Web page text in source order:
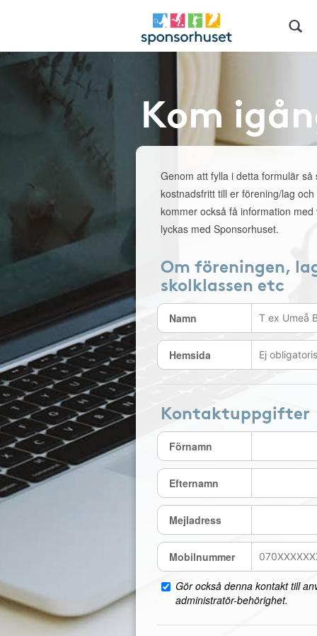
Kom
Genom att fylla i detta formulär så
kostnadsfritt till er förening/lag
kommer också få information
lyckas med Sponsorhuset.
Om föreningen,
skolklassen etc
Namn
Hemsida
Kontaktuppgifter
Förnamn
Efternamn
Mejladress
Mobilnummer
Gör också denna kontakt till
administratör-behörighet.